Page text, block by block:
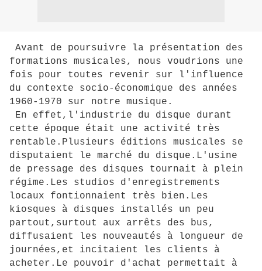
Avant de poursuivre la présentation des
formations musicales, nous voudrions une
fois pour toutes revenir sur l'influence
du contexte socio-économique des années
1960-1970 sur notre musique.
En effet,l'industrie du disque durant
cette époque était une activité très
rentable.Plusieurs éditions musicales se
disputaient le marché du disque.L'usine
de pressage des disques tournait à plein
régime.Les studios d'enregistrements
locaux fontionnaient très bien.Les
kiosques à disques installés un peu
partout,surtout aux arrêts des bus,
diffusaient les nouveautés à longueur de
journées,et incitaient les clients à
acheter.Le pouvoir d'achat permettait à